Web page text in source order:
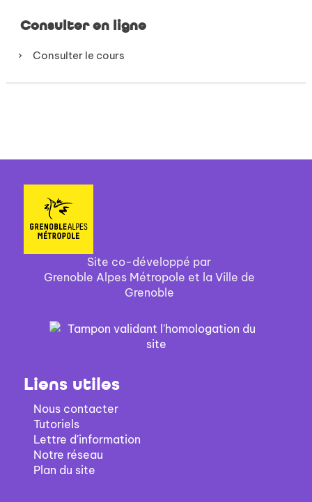
Consulter en ligne
Consulter le cours
Site co-développé par
Grenoble Alpes Métropole et la Ville de
Grenoble
Liens utiles
Nous contacter
Tutoriels
Lettre d'information
Notre réseau
Plan du site